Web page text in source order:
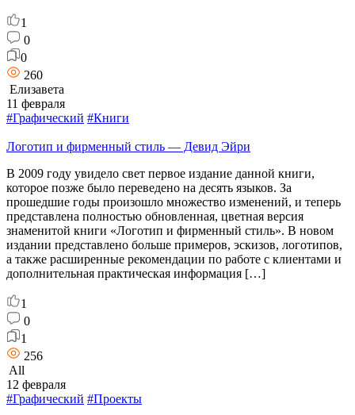
1
0
0
260
Елизавета
11 февраля
#Графический #Книги
Логотип и фирменный стиль — Девид Эйри
В 2009 году увидело свет первое издание данной книги,
которое позже было переведено на десять языков. За
прошедшие годы произошло множество изменений, и теперь
представлена полностью обновленная, цветная версия
знаменитой книги «Логотип и фирменный стиль». В новом
издании представлено больше примеров, эскизов, логотипов,
а также расширенные рекомендации по работе с клиентами и
дополнительная практическая информация […]
1
0
1
256
All
12 февраля
#Графический #Проекты